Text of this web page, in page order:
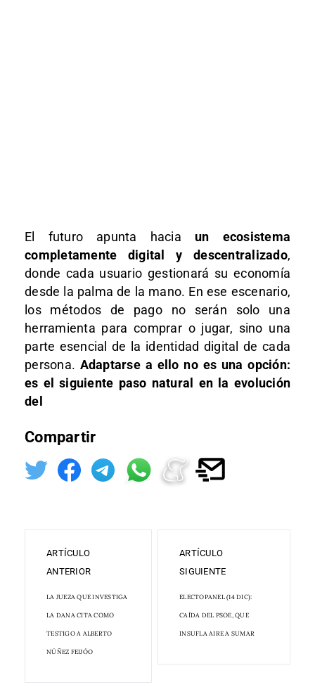
El futuro apunta hacia un ecosistema
completamente digital y descentralizado,
donde cada usuario gestionará su economía
desde la palma de la mano. En ese escenario,
los métodos de pago no serán solo una
herramienta para comprar o jugar, sino una
parte esencial de la identidad digital de cada
persona. Adaptarse a ello no es una opción:
es el siguiente paso natural en la evolución
del
Compartir
ARTÍCULO
ANTERIOR
LA JUEZA QUE INVESTIGA
LA DANA CITA COMO
TESTIGO A ALBERTO
NÚÑEZ FEIJÓO
ARTÍCULO
SIGUIENTE
ELECTOPANEL (14 DIC):
CAÍDA DEL PSOE, QUE
INSUFLA AIRE A SUMAR